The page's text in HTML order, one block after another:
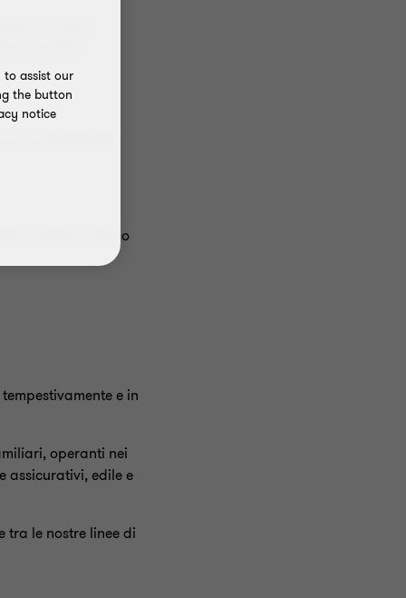
a Arezzo, Torino
e in
operanti nei
assicurativi, edile e
tra le nostre linee di
to assist our
the button
notice